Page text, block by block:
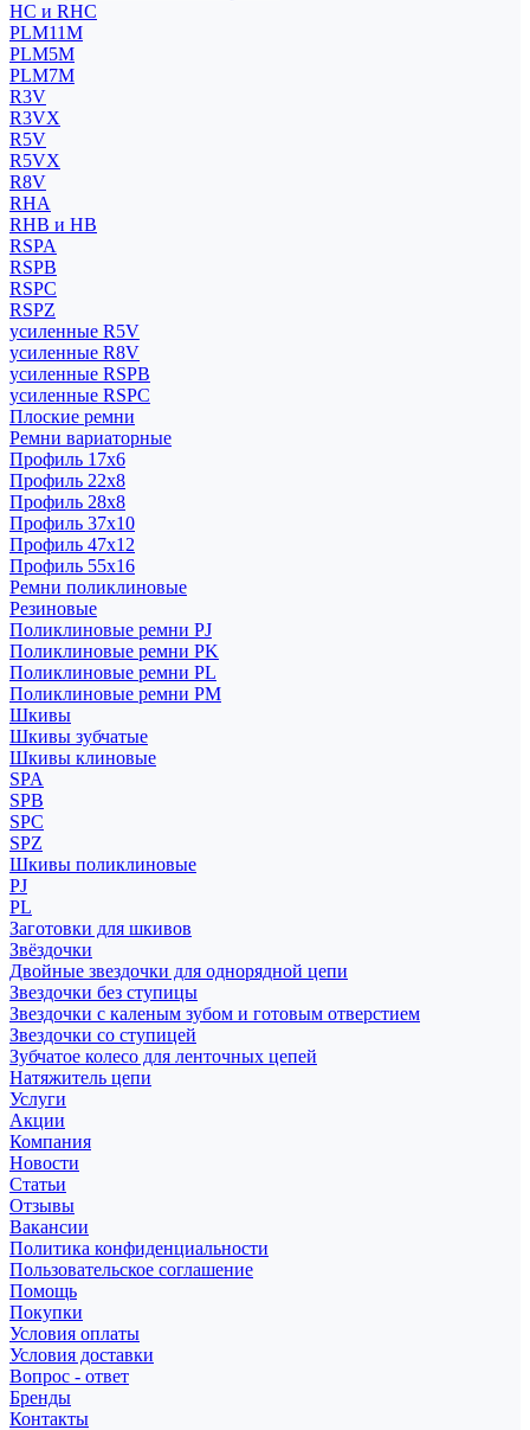
HC и RHC
PLM11M
PLM5M
PLM7M
R3V
R3VX
R5V
R5VX
R8V
RHA
RHB и HB
RSPA
RSPB
RSPC
RSPZ
усиленные R5V
усиленные R8V
усиленные RSPB
усиленные RSPC
Плоские ремни
Ремни вариаторные
Профиль 17x6
Профиль 22x8
Профиль 28x8
Профиль 37x10
Профиль 47x12
Профиль 55x16
Ремни поликлиновые
Резиновые
Поликлиновые ремни PJ
Поликлиновые ремни PK
Поликлиновые ремни PL
Поликлиновые ремни PM
Шкивы
Шкивы зубчатые
Шкивы клиновые
SPA
SPB
SPC
SPZ
Шкивы поликлиновые
PJ
PL
Заготовки для шкивов
Звёздочки
Двойные звездочки для однорядной цепи
Звездочки без ступицы
Звездочки с каленым зубом и готовым отверстием
Звездочки со ступицей
Зубчатое колесо для ленточных цепей
Натяжитель цепи
Услуги
Акции
Компания
Новости
Статьи
Отзывы
Вакансии
Политика конфиденциальности
Пользовательское соглашение
Помощь
Покупки
Условия оплаты
Условия доставки
Вопрос - ответ
Бренды
Контакты